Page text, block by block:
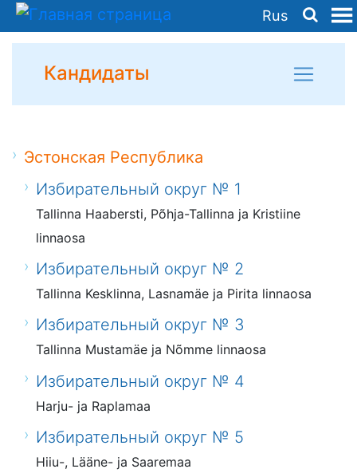
Rus
Кандидаты
Эстонская Республика
Избирательный округ № 1
Tallinna Haabersti, Põhja-Tallinna ja Kristiine
linnaosa
Избирательный округ № 2
Tallinna Kesklinna, Lasnamäe ja Pirita linnaosa
Избирательный округ № 3
Tallinna Mustamäe ja Nõmme linnaosa
Избирательный округ № 4
Harju- ja Raplamaa
Избирательный округ № 5
Hiiu-, Lääne- ja Saaremaa